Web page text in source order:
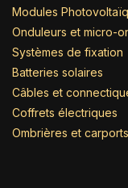
Modules
Onduleurs et micro-
Systèmes de fixation
Batteries solaires
Câbles et
Coffrets électriques
Ombrières et carports